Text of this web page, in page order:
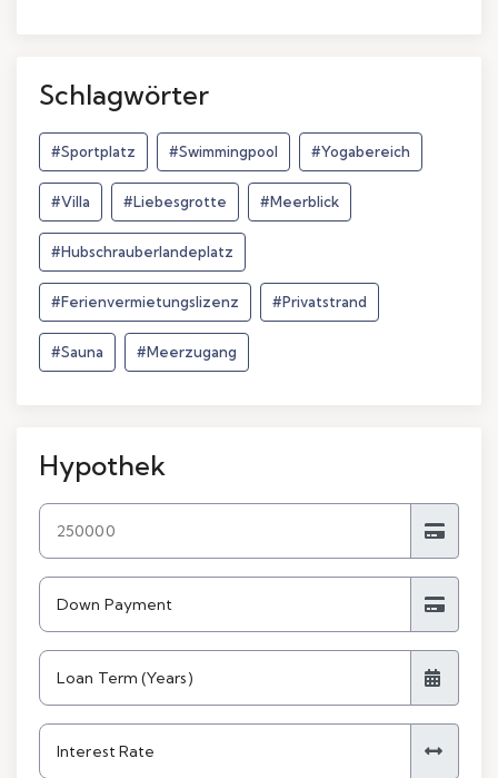
Schlagwörter
#Sportplatz #Swimmingpool #Yogabereich
#Villa #Liebesgrotte #Meerblick
#Hubschrauberlandeplatz
#Ferienvermietungslizenz #Privatstrand
#Sauna #Meerzugang
Hypothek